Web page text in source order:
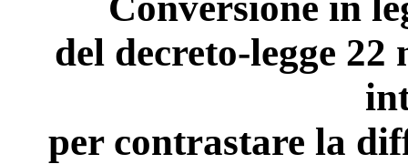
del decreto-legge 22
per contrastare la